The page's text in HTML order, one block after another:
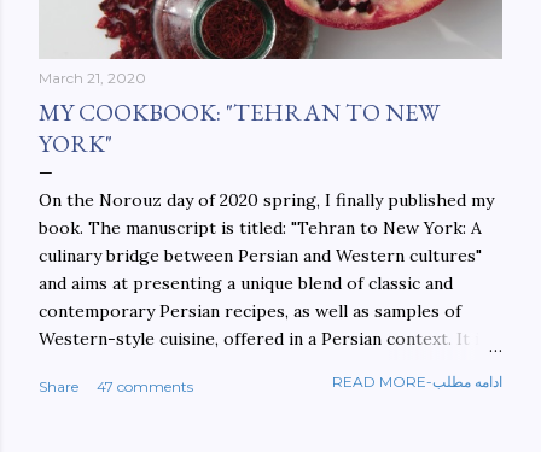
March 21, 2020
MY COOKBOOK: "TEHRAN TO NEW
YORK"
On the Norouz day of 2020 spring, I finally published my
book. The manuscript is titled: "Tehran to New York: A
culinary bridge between Persian and Western cultures"
and aims at presenting a unique blend of classic and
contemporary Persian recipes, as well as samples of
Western-style cuisine, offered in a Persian context. It is
walls. This book aims at constructing a bridge between
Share 47 comments READ MORE-ادامه مطلب